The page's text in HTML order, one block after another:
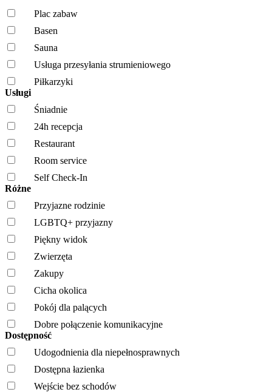
Plac zabaw
Basen
Sauna
Usługa przesyłania strumieniowego
Piłkarzyki
Usługi
Śniadnie
24h recepcja
Restaurant
Room service
Self Check-In
Różne
Przyjazne rodzinie
LGBTQ+ przyjazny
Piękny widok
Zwierzęta
Zakupy
Cicha okolica
Pokój dla palących
Dobre połączenie komunikacyjne
Dostępność
Udogodnienia dla niepełnosprawnych
Dostępna łazienka
Wejście bez schodów